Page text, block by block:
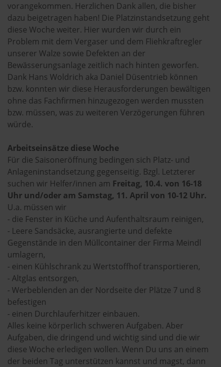
vorangekommen. Herzlichen Dank allen, die bisher
dazu beigetragen haben! Die Platzinstandsetzung geht
diese Woche weiter. Hier wurden wir durch ein
Problem mit dem Vergaser und dem Fliehkraftregler
unserer Walze sowie Defekten an der
Bewässerungsanlage zeitlich nach hinten geworfen.
Dank Hans Woldrich aka Daniel Düsentrieb können
bzw. konnten wir diese Herausforderungen bewältigen
ohne das Fachfirmen hinzugezogen werden mussten
bzw. müssen, was zu weiteren Verzögerungen führen
würde.
Arbeitseinsätze diese Woche
Für die Saisoneröffnung bedingen sich Platz- und
Anlageninstandsetzung gegenseitig. Bzgl. Letzterer
suchen wir Helfer/innen am Freitag, 10.4. von 16-18
Uhr und/oder am Samstag, 11. April von 10-12 Uhr.
U.a. müssen wir
- die Fenster in Küche und Aufenthaltsraum reinigen,
- Leere Sandsäcke, ausrangierte und defekte
Gegenstände in den Müllcontainer der Firma Meindl
umlagern,
- einen Kühlschrank zu Wertstoffhof transportieren,
- Altglas entsorgen,
- Werbeblenden an der Nordseite der Plätze 7 und 8
befestigen
- einen Durchlauferhitzer einbauen.
Alles keine körperlich schweren Aufgaben. Aber
Aufgaben, die dringend und wichtig sind und die wir
diese Woche erledigen wollen. Wenn Du uns an einem
der beiden Tag unterstützen kannst und magst, dann